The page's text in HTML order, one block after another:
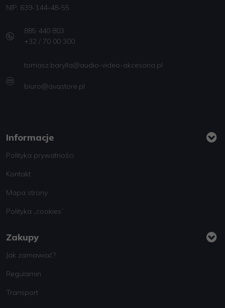
NIP. 639-144-48-55
885 440 803
+32 / 70 00 300
tomasz.barylla@audio-video-akcesoria.pl
biuro@avastore.pl
Informacje
Polityka prywatności
Kontakt
Mapa strony
Polityka „cookies”
Zakupy
Jak zamawiać?
Regulamin
Transport